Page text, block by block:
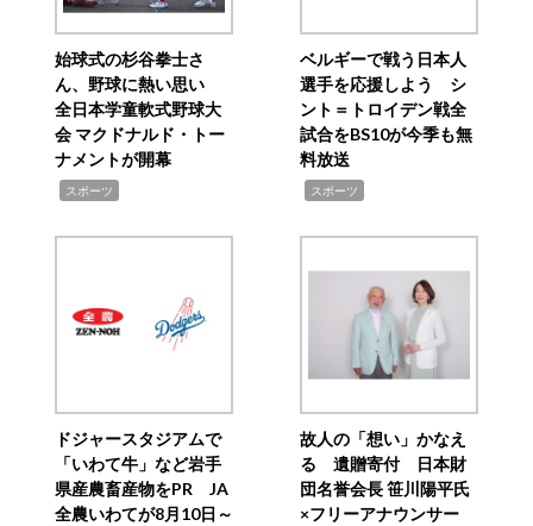
始球式の杉谷拳士さ
ん、野球に熱い思い
全日本学童軟式野球大
会 マクドナルド・トー
ナメントが開幕
スポーツ
ベルギーで戦う日本人
選手を応援しよう シ
ント＝トロイデン戦全
試合をBS10が今季も無
料放送
スポーツ
ドジャースタジアムで
「いわて牛」など岩手
県産農畜産物をPR JA
全農いわてが8月10日～
故人の「想い」かなえ
る 遺贈寄付 日本財
団名誉会長 笹川陽平氏
×フリーアナウンサー